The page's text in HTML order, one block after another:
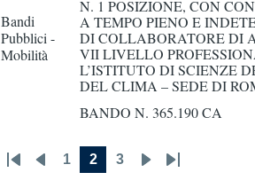
Bandi
Pubblici -
Mobilità
N. 1 POSIZIONE, CON
A TEMPO PIENO E
DI COLLABORATORE DI
VII LIVELLO
L’ISTITUTO DI SCIENZE
DEL CLIMA – SEDE DI
BANDO N. 365.190 CA
Pagination
FirstPrevious
Page
1
Current
2
Page
3
Next Last